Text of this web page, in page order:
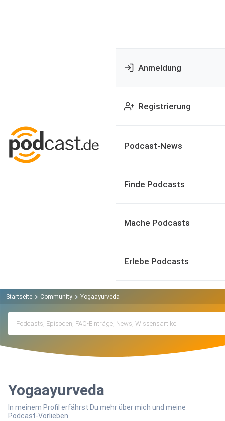
Anmeldung
Registrierung
Podcast-News
Finde Podcasts
Mache Podcasts
Erlebe Podcasts
Startseite Community Yogaayurveda
Yogaayurveda
In meinem Profil erfährst Du mehr über mich und meine
Podcast-Vorlieben.